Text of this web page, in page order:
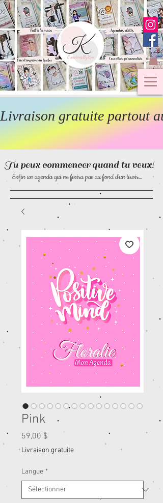
Tu peux commencer quand tu veux!
Enfin un agenda qui ne finira pas au fond d’un tiroir…
Livraison gratuite partout
Pink
59,00 $
Livraison gratuite
Langue *